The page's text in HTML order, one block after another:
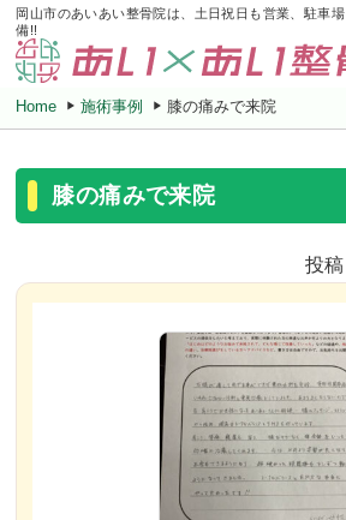
岡山市のあいあい整骨院は、土日祝日も営業、駐車
備!!
Home 施術事例 膝の痛みで来院
膝の痛みで来院
投